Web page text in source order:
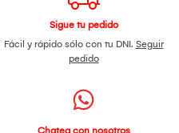
Sigue tu pedido
Fácil y rápido sólo con tu DNI. Seguir
pedido
Chatea con nosotros